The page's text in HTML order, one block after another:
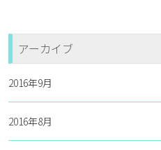
アーカイブ
2016年9月
2016年8月